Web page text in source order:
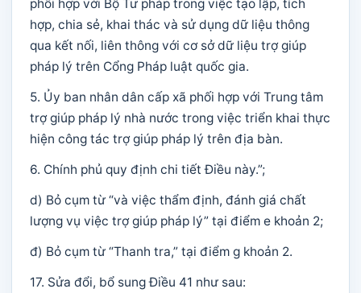
phối hợp với Bộ Tư pháp trong việc tạo lập, tích
hợp, chia sẻ, khai thác và sử dụng dữ liệu thông
qua kết nối, liên thông với cơ sở dữ liệu trợ giúp
pháp lý trên Cổng Pháp luật quốc gia.
5. Ủy ban nhân dân cấp xã phối hợp với Trung tâm
trợ giúp pháp lý nhà nước trong việc triển khai thực
hiện công tác trợ giúp pháp lý trên địa bàn.
6. Chính phủ quy định chi tiết Điều này.”;
d) Bỏ cụm từ “và việc thẩm định, đánh giá chất
lượng vụ việc trợ giúp pháp lý” tại điểm e khoản 2;
đ) Bỏ cụm từ “Thanh tra,” tại điểm g khoản 2.
17. Sửa đổi, bổ sung Điều 41 như sau: